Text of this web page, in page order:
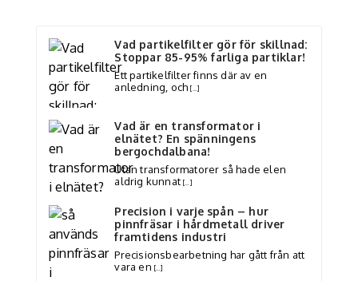
Vad partikelfilter gör för skillnad:
Stoppar 85-95% farliga partiklar!
Ett partikelfilter finns där av en
anledning, och[…]
Vad är en transformator i
elnätet? En spänningens
bergochdalbana!
Utan transformatorer så hade elen
aldrig kunnat[…]
Precision i varje spån – hur
pinnfräsar i hårdmetall driver
framtidens industri
Precisionsbearbetning har gått från att
vara en […]